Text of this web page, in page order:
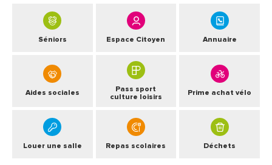
Séniors Espace Citoyen Annuaire
Aides sociales
Pass sport
culture loisirs
Prime achat vélo
Louer une salle Repas scolaires Déchets